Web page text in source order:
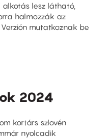
lesz látható,
halmozzák az
mutatkoznak be
2024
kortárs szlovén
nyolcadik